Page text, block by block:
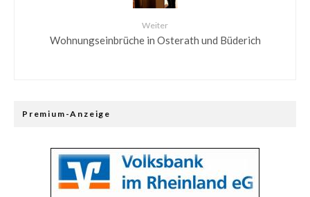
Weiter
Wohnungseinbrüche in Osterath und Büderich
Premium-Anzeige